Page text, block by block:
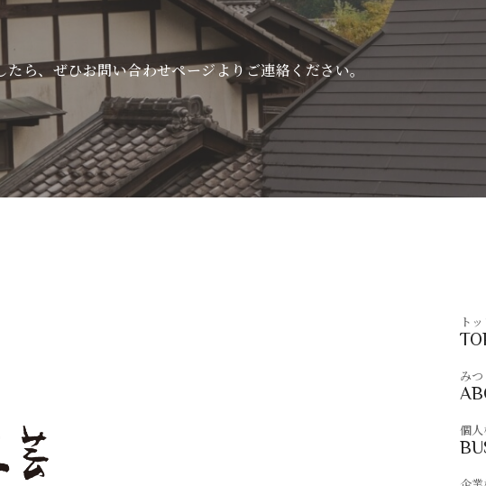
ら、ぜひお問い合わせページよりご連絡ください。
ト
み
個